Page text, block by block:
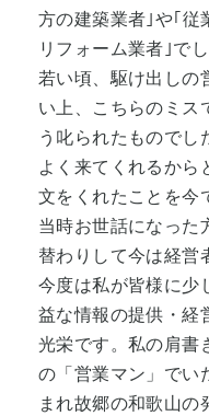
方の建築業者｣や｢従
リフォーム業者｣でし
若い頃、駆け出しの
い上、こちらのミス
う叱られたものでし
よく来てくれるから
文をくれたことを今
当時お世話になった
替わりして今は経営
今度は私が皆様に少
益な情報の提供・経
光栄です。私の肩書
の「営業マン」でい
まれ故郷の和歌山の